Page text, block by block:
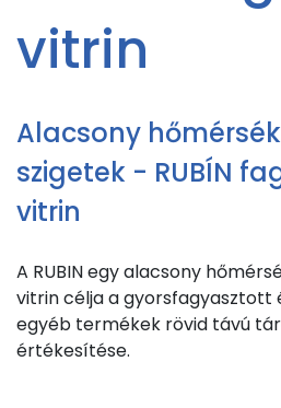
vitrin
Alacsony
szigetek - RUBÍN
vitrin
A RUBIN egy alacsony
vitrin célja a gyorsfagyasztott
egyéb termékek rövid távú
értékesítése.